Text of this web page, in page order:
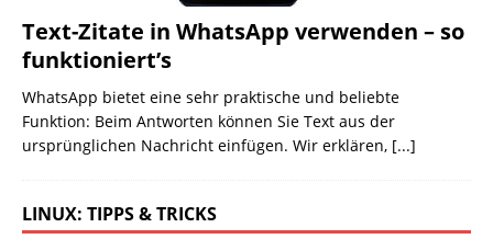
Text-Zitate in WhatsApp verwenden – so
funktioniert’s
WhatsApp bietet eine sehr praktische und beliebte
Funktion: Beim Antworten können Sie Text aus der
ursprünglichen Nachricht einfügen. Wir erklären, [...]
LINUX: TIPPS & TRICKS